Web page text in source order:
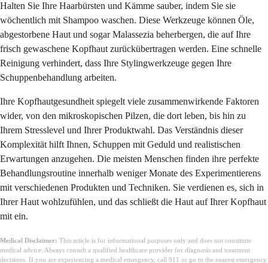
Halten Sie Ihre Haarbürsten und Kämme sauber, indem Sie sie
wöchentlich mit Shampoo waschen. Diese Werkzeuge können Öle,
abgestorbene Haut und sogar Malassezia beherbergen, die auf Ihre
frisch gewaschene Kopfhaut zurückübertragen werden. Eine schnelle
Reinigung verhindert, dass Ihre Stylingwerkzeuge gegen Ihre
Schuppenbehandlung arbeiten.
Ihre Kopfhautgesundheit spiegelt viele zusammenwirkende Faktoren
wider, von den mikroskopischen Pilzen, die dort leben, bis hin zu
Ihrem Stresslevel und Ihrer Produktwahl. Das Verständnis dieser
Komplexität hilft Ihnen, Schuppen mit Geduld und realistischen
Erwartungen anzugehen. Die meisten Menschen finden ihre perfekte
Behandlungsroutine innerhalb weniger Monate des Experimentierens
mit verschiedenen Produkten und Techniken. Sie verdienen es, sich in
Ihrer Haut wohlzufühlen, und das schließt die Haut auf Ihrer Kopfhaut
mit ein.
Medical Disclaimer: This article is for informational purposes only and does not constitute
medical advice. Always consult a qualified healthcare provider for diagnosis and treatment
decisions. If you are experiencing a medical emergency, call 911 or go to the nearest emergency